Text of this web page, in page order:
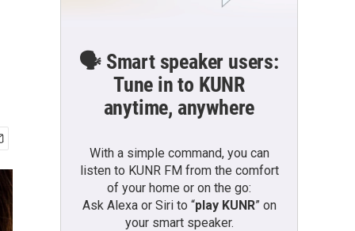
🗣️ Smart speaker users:
Tune in to KUNR
anytime, anywhere
With a simple command, you can
listen to KUNR FM from the comfort
of your home or on the go:
Ask Alexa or Siri to “play KUNR” on
your smart speaker.